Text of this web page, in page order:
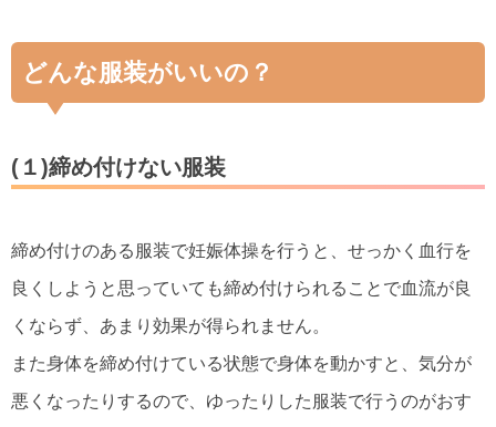
どんな服装がいいの？
(１)締め付けない服装
締め付けのある服装で妊娠体操を行うと、せっかく血行を
良くしようと思っていても締め付けられることで血流が良
くならず、あまり効果が得られません。
また身体を締め付けている状態で身体を動かすと、気分が
悪くなったりするので、ゆったりした服装で行うのがおす